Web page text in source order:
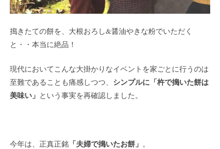
搗きたての餅を、大根おろし&醤油やきな粉でいただく
と・・本当に絶品！
現代においてこんな大掛かりなイベントを家ごとに行うのは
至難であることも痛感しつつ、 シンプルに「杵で搗いた餅は
美味い」 という事実を再確認しました。
今年は、正真正銘 「夫婦で搗いたお餅」 。